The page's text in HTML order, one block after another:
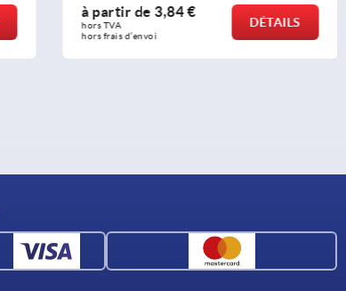
à partir de 3,84 €
hors TVA
hors frais d’envoi
DÉTAILS